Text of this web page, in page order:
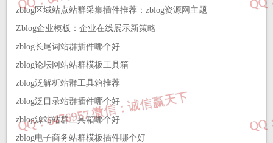
zblog区域站点站群采集插件推荐：zblog资源网主题
Zblog企业模板：企业在线展示新策略
zblog长尾词站群插件哪个好
zblog论坛网站站群模板工具箱
zblog泛解析站群工具箱推荐
zblog泛目录站群插件哪个好
zblog源站站群工具箱哪个好
zblog电子商务站群模板插件哪个好